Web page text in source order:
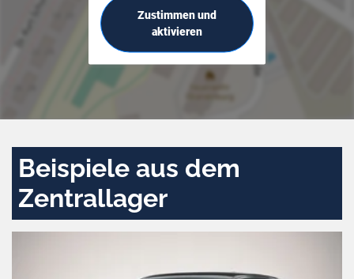
Zustimmen und
aktivieren
Beispiele aus dem
Zentrallager